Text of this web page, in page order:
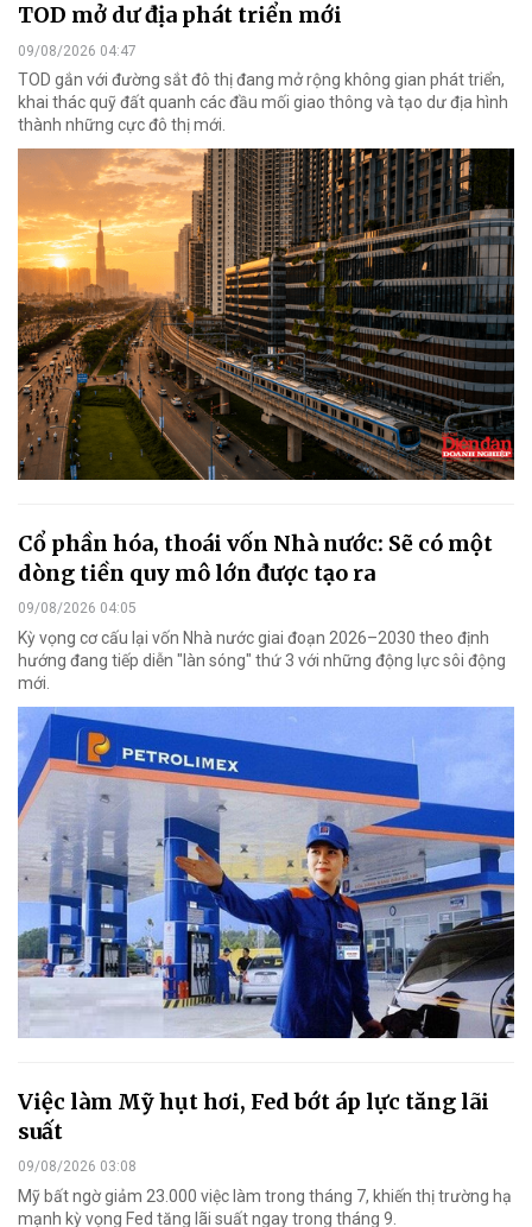
TOD mở dư địa phát triển mới
09/08/2026 04:47
TOD gắn với đường sắt đô thị đang mở rộng không gian phát triển,
khai thác quỹ đất quanh các đầu mối giao thông và tạo dư địa hình
thành những cực đô thị mới.
Cổ phần hóa, thoái vốn Nhà nước: Sẽ có một
dòng tiền quy mô lớn được tạo ra
09/08/2026 04:05
Kỳ vọng cơ cấu lại vốn Nhà nước giai đoạn 2026–2030 theo định
hướng đang tiếp diễn "làn sóng" thứ 3 với những động lực sôi động
mới.
Việc làm Mỹ hụt hơi, Fed bớt áp lực tăng lãi
suất
09/08/2026 03:08
Mỹ bất ngờ giảm 23.000 việc làm trong tháng 7, khiến thị trường hạ
mạnh kỳ vọng Fed tăng lãi suất ngay trong tháng 9.